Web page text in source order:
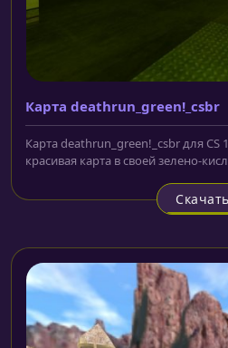
Карта deathrun_green!_csbr
Карта deathrun_green!_csbr для
красивая карта в своей зелено-
Скачать